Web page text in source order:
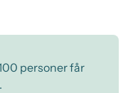
personer får